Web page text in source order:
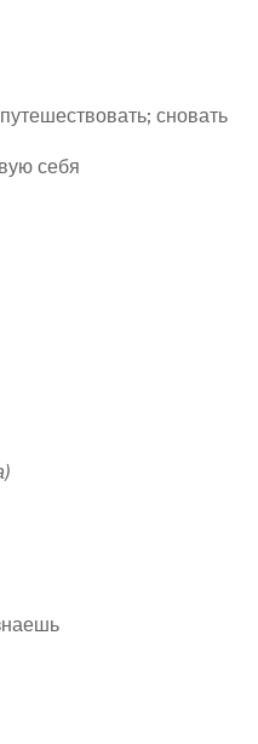
сновать
себя